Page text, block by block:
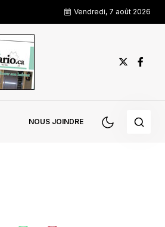
Vendredi, 7 août 2026
NOUS JOINDRE